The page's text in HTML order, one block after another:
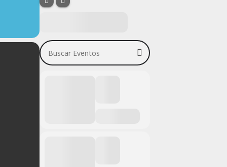
Buscar Eventos